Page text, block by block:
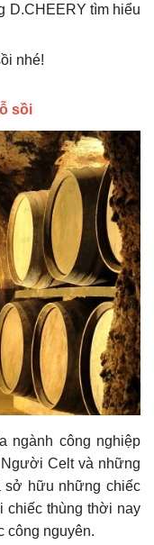
D.CHEERY tìm hiểu
nhé!
sồi
ngành công nghiệp
Celt và những
sở hữu những chiếc
chiếc thùng thời nay
công nguyên.